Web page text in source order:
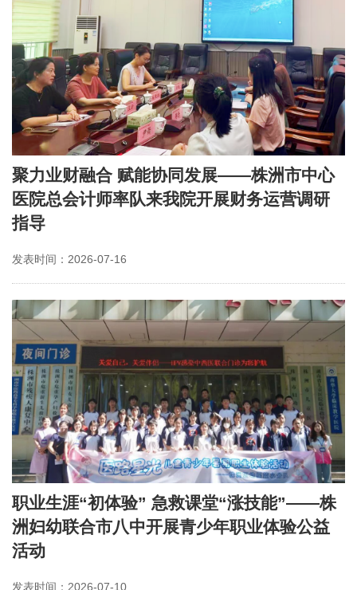
聚力业财融合 赋能协同发展——株洲市中心
医院总会计师率队来我院开展财务运营调研
指导
发表时间：2026-07-16
职业生涯“初体验” 急救课堂“涨技能”——株
洲妇幼联合市八中开展青少年职业体验公益
活动
发表时间：2026-07-10